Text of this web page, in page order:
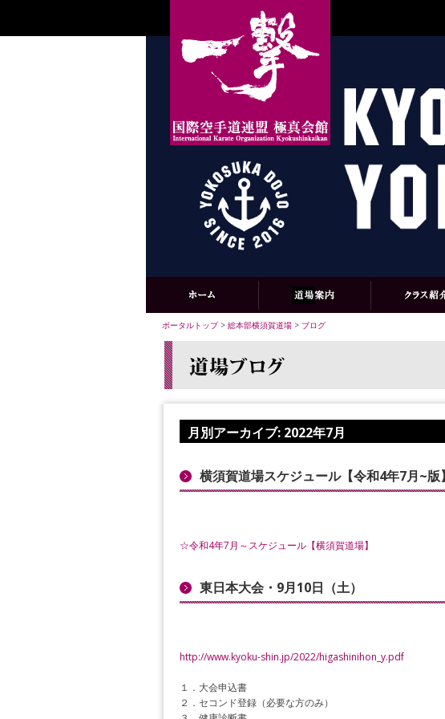
ポータルトップ> 総本部横須賀道場 > ブログ
月別アーカイブ: 2022年7月
横須賀道場スケジュール【令和4年7月~版】
☆令和4年7月～スケジュール【横須賀道場】
東日本大会・9月10日（土）
http://www.kyoku-shin.jp/2022/higashinihon_y.pdf
１．大会申込書
２．セコンド登録（必要な方のみ）